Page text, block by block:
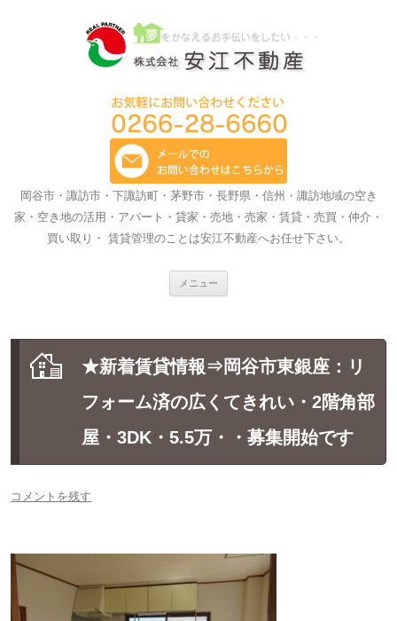
岡谷市・諏訪市・下諏訪町・茅野市・長野県・信州・諏訪地域の空き
家・空き地の活用・アパート・貸家・売地・売家・賃貸・売買・仲介・
買い取り・ 賃貸管理のことは安江不動産へお任せ下さい。
メニュー
へ
キ
ッ
★新着賃貸情報⇒岡谷市東銀座：リ
フォーム済の広くてきれい・2階角部
屋・3DK・5.5万・・募集開始です
コメントを残す